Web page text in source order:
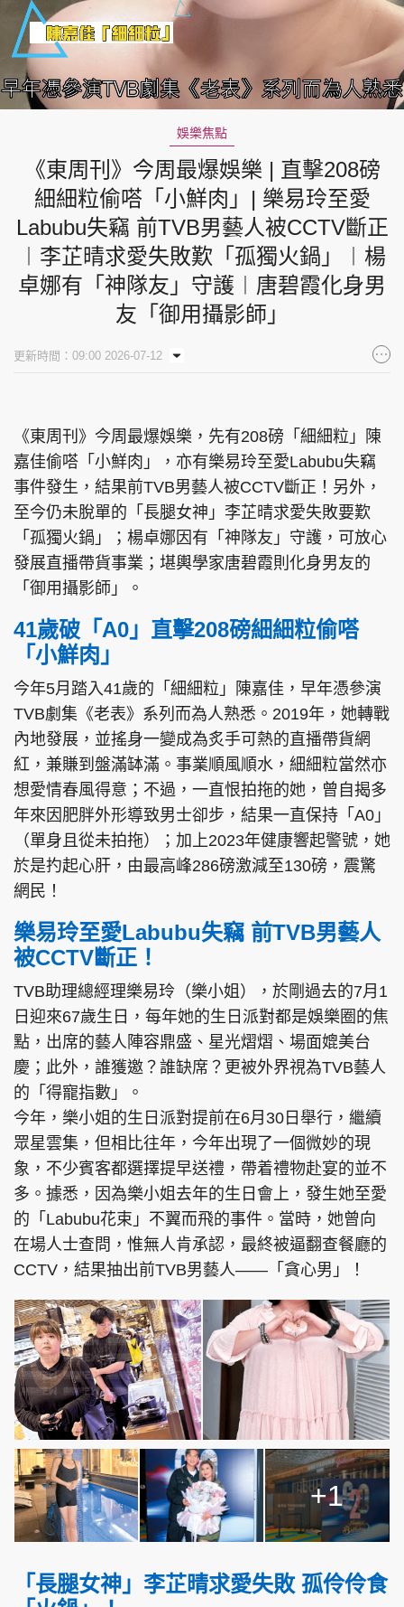
UnmuteLoaded:
4.86%
娛樂焦點
《東周刊》今周最爆娛樂 | 直擊208磅
細細粒偷嗒「小鮮肉」| 樂易玲至愛
Labubu失竊 前TVB男藝人被CCTV斷正
︱李芷晴求愛失敗歎「孤獨火鍋」︱楊
卓娜有「神隊友」守護︱唐碧霞化身男
友「御用攝影師」
更新時間：09:00 2026-07-12
《東周刊》今周最爆娛樂，先有208磅「細細粒」陳
嘉佳偷嗒「小鮮肉」，亦有樂易玲至愛Labubu失竊
事件發生，結果前TVB男藝人被CCTV斷正！另外，
至今仍未脫單的「長腿女神」李芷晴求愛失敗要歎
「孤獨火鍋」；楊卓娜因有「神隊友」守護，可放心
發展直播帶貨事業；堪輿學家唐碧霞則化身男友的
「御用攝影師」。
41歲破「A0」直擊208磅細細粒偷嗒
「小鮮肉」
今年5月踏入41歲的「細細粒」陳嘉佳，早年憑參演
TVB劇集《老表》系列而為人熟悉。2019年，她轉戰
內地發展，並搖身一變成為炙手可熱的直播帶貨網
紅，兼賺到盤滿缽滿。事業順風順水，細細粒當然亦
想愛情春風得意；不過，一直恨拍拖的她，曾自揭多
年來因肥胖外形導致男士卻步，結果一直保持「A0」
（單身且從未拍拖）；加上2023年健康響起警號，她
於是扚起心肝，由最高峰286磅激減至130磅，震驚
網民！
樂易玲至愛Labubu失竊 前TVB男藝人
被CCTV斷正！
TVB助理總經理樂易玲（樂小姐），於剛過去的7月1
日迎來67歲生日，每年她的生日派對都是娛樂圈的焦
點，出席的藝人陣容鼎盛、星光熠熠、場面媲美台
慶；此外，誰獲邀？誰缺席？更被外界視為TVB藝人
的「得寵指數」。
今年，樂小姐的生日派對提前在6月30日舉行，繼續
眾星雲集，但相比往年，今年出現了一個微妙的現
象，不少賓客都選擇提早送禮，帶着禮物赴宴的並不
多。據悉，因為樂小姐去年的生日會上，發生她至愛
的「Labubu花束」不翼而飛的事件。當時，她曾向
在場人士查問，惟無人肯承認，最終被逼翻查餐廳的
CCTV，結果抽出前TVB男藝人——「貪心男」！
+1
「長腿女神」李芷晴求愛失敗 孤伶伶食